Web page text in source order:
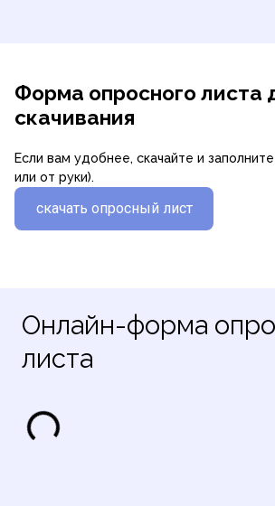
Форма опросного листа
скачивания
Если вам удобнее, скачайте и
или от руки).
скачать опросный лист
Онлайн-форма
листа